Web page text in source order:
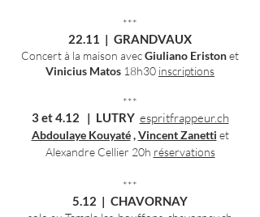
***
22.11 | GRANDVAUX
Concert à la maison avecGiuliano Eristonet
Vinicius Matos 18h30 inscriptions
***
3 et 4.12 | LUTRY espritfrappeur.ch
Abdoulaye Kouyaté,Vincent Zanetti et
Alexandre Cellier 20h réservations
***
5.12 | CHAVORNAY